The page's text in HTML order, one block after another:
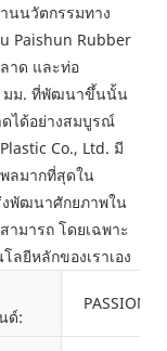
นนวัตกรรมทาง
Paishun Rubber
าด และท่อ
มม. ที่พัฒนาขึ้นนั้น
ได้อย่างสมบูรณ์
Co., Ltd. มี
ลมากที่สุดใน
งพัฒนาศักยภาพใน
มารถ โดยเฉพาะ
ยีหลักของเราเอง
ด์:
PASSION